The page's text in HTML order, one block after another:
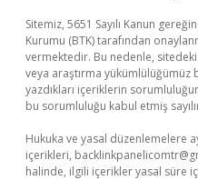
Sitemiz, 5651 Sayılı Kanun
Kurumu (BTK) tarafından
vermektedir. Bu nedenle,
veya araştırma yükümlülüğümüz
yazdıkları içeriklerin
bu sorumluluğu kabul etmiş
Hukuka ve yasal düzenlemelere
içerikleri,
halinde, ilgili içerikler yasal süre